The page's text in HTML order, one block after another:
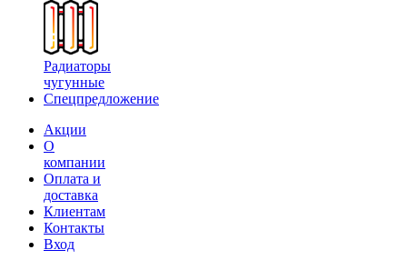
Радиаторы
чугунные
Спецпредложение
Акции
О
компании
Оплата и
доставка
Клиентам
Контакты
Вход